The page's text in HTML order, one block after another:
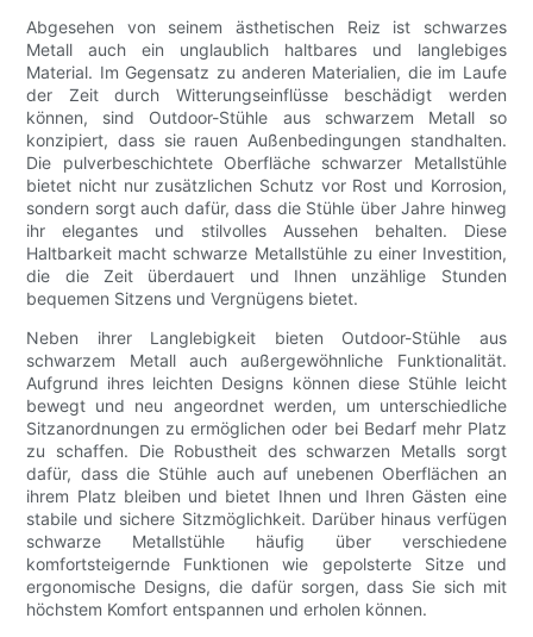
Abgesehen von seinem ästhetischen Reiz ist schwarzes
Metall auch ein unglaublich haltbares und langlebiges
Material. Im Gegensatz zu anderen Materialien, die im Laufe
der Zeit durch Witterungseinflüsse beschädigt werden
können, sind Outdoor-Stühle aus schwarzem Metall so
konzipiert, dass sie rauen Außenbedingungen standhalten.
Die pulverbeschichtete Oberfläche schwarzer Metallstühle
bietet nicht nur zusätzlichen Schutz vor Rost und Korrosion,
sondern sorgt auch dafür, dass die Stühle über Jahre hinweg
ihr elegantes und stilvolles Aussehen behalten. Diese
Haltbarkeit macht schwarze Metallstühle zu einer Investition,
die die Zeit überdauert und Ihnen unzählige Stunden
bequemen Sitzens und Vergnügens bietet.
Neben ihrer Langlebigkeit bieten Outdoor-Stühle aus
schwarzem Metall auch außergewöhnliche Funktionalität.
Aufgrund ihres leichten Designs können diese Stühle leicht
bewegt und neu angeordnet werden, um unterschiedliche
Sitzanordnungen zu ermöglichen oder bei Bedarf mehr Platz
zu schaffen. Die Robustheit des schwarzen Metalls sorgt
dafür, dass die Stühle auch auf unebenen Oberflächen an
ihrem Platz bleiben und bietet Ihnen und Ihren Gästen eine
stabile und sichere Sitzmöglichkeit. Darüber hinaus verfügen
schwarze Metallstühle häufig über verschiedene
komfortsteigernde Funktionen wie gepolsterte Sitze und
ergonomische Designs, die dafür sorgen, dass Sie sich mit
höchstem Komfort entspannen und erholen können.